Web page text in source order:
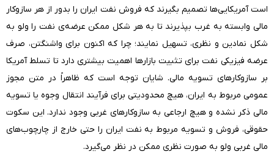
است آمریکایی‌ها تصمیم بگیرند که فروش نفت ایران را بدور از هر سازوکار
مالی وابسته به غرب بپذیرند تا به هر شکل ممکن عرضه‌ی نفت را ولو به
شکل نمادین و نظری، تسهیل نمایند؛ چرا که اکنون برای واشنگتن، صرف
عرضه فیزیکی نفت برای تثبیت بازارها اهمیت بیشتری دارد تا تسلط آمریکا
بر‌ سازوکارهای تسویه مالی. شایان توجه است که ظاهراً در متن مجوز
عمومی مربوط به ایران، هیچ محدودیتی برای فرآیند انتقال وجوه یا تسویه
مالی ذکر نشده و هیچ ارجاعی به سازوکارهای غربی وجود ندارد. این سکوت
حقوقی، فروش و تسویه مربوط به نفت ایران را حتی خارج از چارچوب‌های
مالی غربی ولو به صورت نظری ممکن در نظر می‌گیرد.